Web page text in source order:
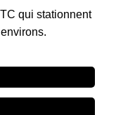
qui stationnent